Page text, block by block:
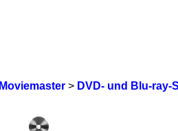
Moviemaster> DVD- und Blu-ray-